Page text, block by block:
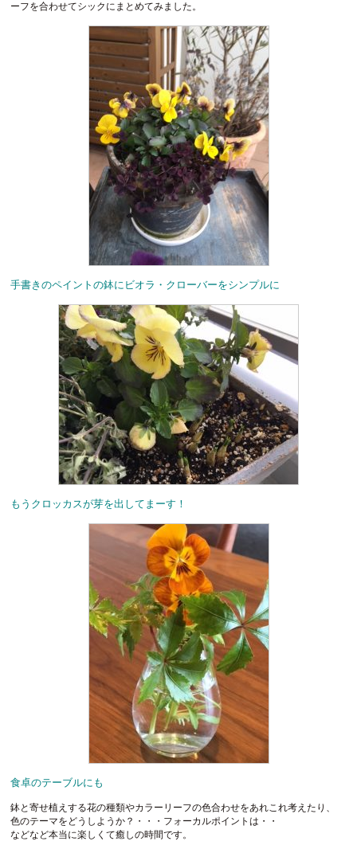
ーフを合わせてシックにまとめてみました。
手書きのペイントの鉢にビオラ・クローバーをシンプルに
もうクロッカスが芽を出してまーす！
食卓のテーブルにも
鉢と寄せ植えする花の種類やカラーリーフの色合わせをあれこれ考えたり、
色のテーマをどうしようか？・・・フォーカルポイントは・・
などなど本当に楽しくて癒しの時間です。